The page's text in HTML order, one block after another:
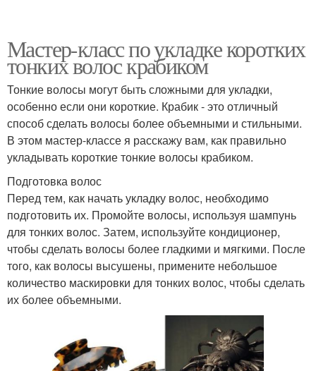
Мастер-класс по укладке коротких
тонких волос крабиком
Тонкие волосы могут быть сложными для укладки,
особенно если они короткие. Крабик - это отличный
способ сделать волосы более объемными и стильными.
В этом мастер-классе я расскажу вам, как правильно
укладывать короткие тонкие волосы крабиком.
Подготовка волос
Перед тем, как начать укладку волос, необходимо
подготовить их. Промойте волосы, используя шампунь
для тонких волос. Затем, используйте кондиционер,
чтобы сделать волосы более гладкими и мягкими. После
того, как волосы высушены, примените небольшое
количество маскировки для тонких волос, чтобы сделать
их более объемными.